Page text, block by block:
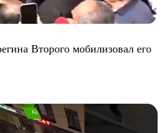
Второго мобилизовал его